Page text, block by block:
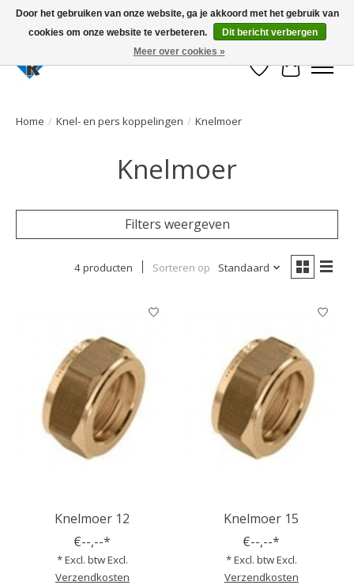
Large selection of products and fast shipping!
Verlanglijst
Home / Knel- en pers koppelingen / Knelmoer
Knelmoer
Filters weergeven
4 producten Sorteren op Standaard
Knelmoer 12
€--,--*
* Excl. btw Excl.
Verzendkosten
Knelmoer 15
€--,--*
* Excl. btw Excl.
Verzendkosten
Door het gebruiken van onze website, ga je akkoord met het gebruik van
cookies om onze website te verbeteren.
Dit bericht verbergen
Meer over cookies »